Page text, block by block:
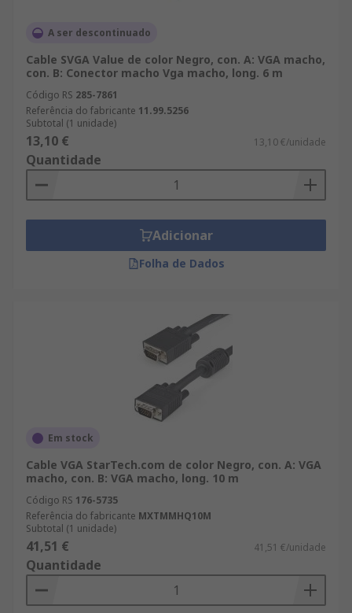
A ser descontinuado
Cable SVGA Value de color Negro, con. A: VGA macho,
con. B: Conector macho Vga macho, long. 6 m
Código RS 285-7861
Referência do fabricante 11.99.5256
Subtotal (1 unidade)
13,10 € 13,10 €/unidade
Quantidade
Adicionar
Folha de Dados
Em stock
Cable VGA StarTech.com de color Negro, con. A: VGA
macho, con. B: VGA macho, long. 10 m
Código RS 176-5735
Referência do fabricante MXTMMHQ10M
Subtotal (1 unidade)
41,51 € 41,51 €/unidade
Quantidade